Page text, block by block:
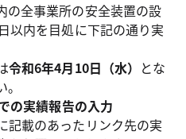
の全事業所の安全装置の設
以内を目処に下記の通り実
令和6年4月10日（水） とな
の実績報告の入力
記載のあったリンク先の実